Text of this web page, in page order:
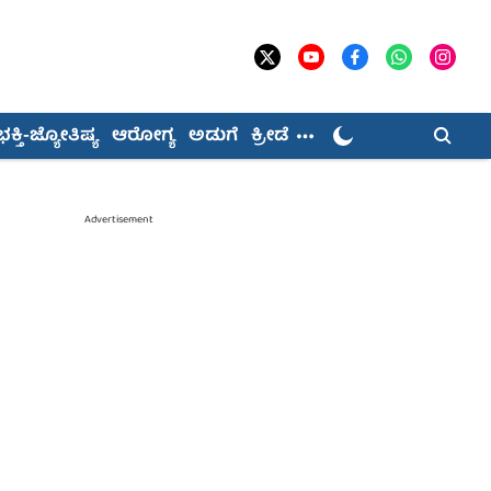
ಜ್ಯೋತಿಷ್ಯ ಆರೋಗ್ಯ ಅಡುಗೆ ಕ್ರೀಡೆ
Advertisement